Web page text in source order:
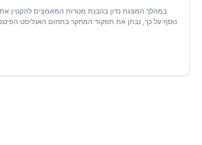
במהלך המצגת נדון בהבנת מטרות המאמצים להקטין
נוסף על כך, נבחן את תפקוד המחקר בתחום האנליסט